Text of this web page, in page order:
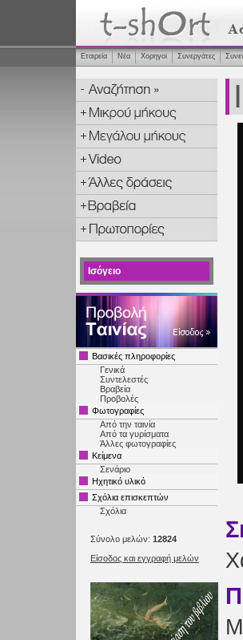
Εταιρεία Νέα Χορηγοί Συνεργάτες
Ισόγειο
Βασικές πληροφορίες
Γενικά
Συντελεστές
Βραβεία
Προβολές
Φωτογραφίες
Από την ταινία
Από τα γυρίσματα
Άλλες φωτογραφίες
Κείμενα
Σενάριο
Ηχητικό υλικό
Σχόλια επισκεπτών
Σχόλια
Σύνολο μελών: 12824
Είσοδος και εγγραφή μελών